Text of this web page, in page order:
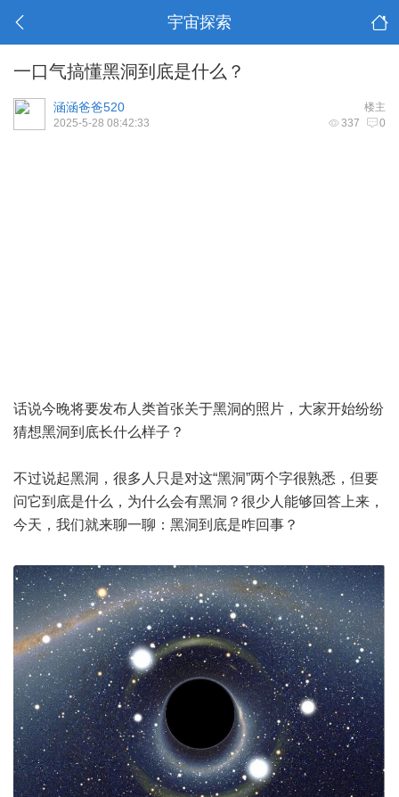
宇宙探索
一口气搞懂黑洞到底是什么？
楼主
涵涵爸爸520
337 0
2025-5-28 08:42:33
话说今晚将要发布人类首张关于黑洞的照片，大家开始纷纷
猜想黑洞到底长什么样子？
不过说起黑洞，很多人只是对这“黑洞”两个字很熟悉，但要
问它到底是什么，为什么会有黑洞？很少人能够回答上来，
今天，我们就来聊一聊：黑洞到底是咋回事？